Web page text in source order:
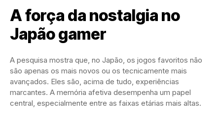
A força da nostalgia no
Japão gamer
A pesquisa mostra que, no Japão, os jogos favoritos não
são apenas os mais novos ou os tecnicamente mais
avançados. Eles são, acima de tudo, experiências
marcantes. A memória afetiva desempenha um papel
central, especialmente entre as faixas etárias mais altas.